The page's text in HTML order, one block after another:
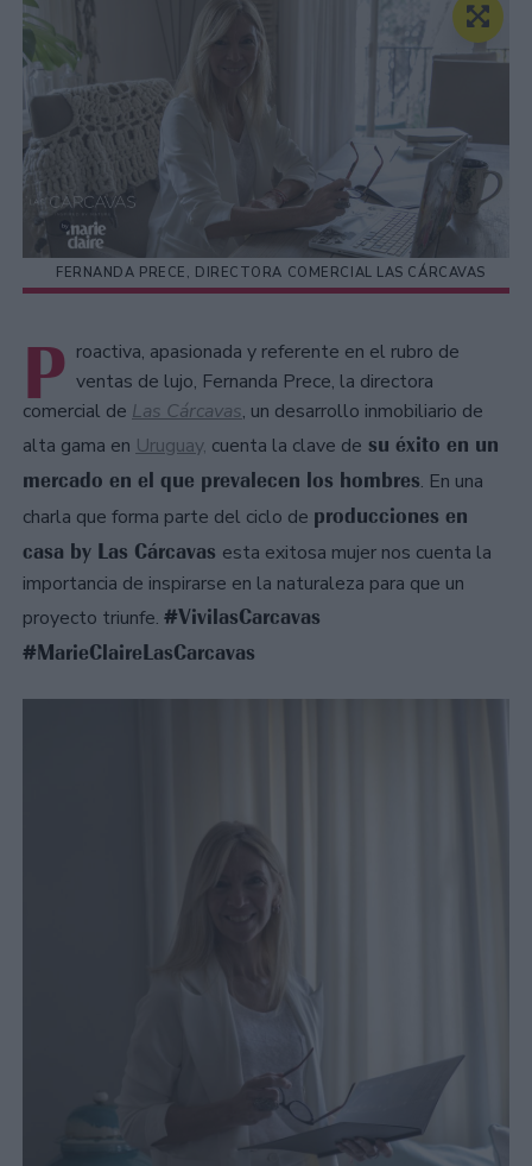
FERNANDA PRECE, DIRECTORA COMERCIAL LAS CÁRCAVAS
P roactiva, apasionada y referente en el rubro de
ventas de lujo, Fernanda Prece, la directora
comercial de Las Cárcavas, un desarrollo inmobiliario de
alta gama en Uruguay, cuenta la clave de su éxito en un
mercado en el que prevalecen los hombres. En una
charla que forma parte del ciclo de producciones en
casa by Las Cárcavas esta exitosa mujer nos cuenta la
importancia de inspirarse en la naturaleza para que un
proyecto triunfe. #VivilasCarcavas
#MarieClaireLasCarcavas